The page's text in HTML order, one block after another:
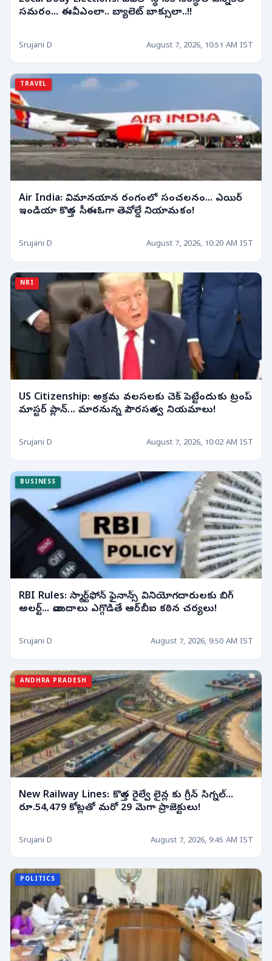
సమరం... ఈవీఎంలా.. బ్యాలెట్ బాక్సులా..!!
Srujani D August 7, 2026, 10:51 AM IST
TRAVEL
Air India: విమానయాన రంగంలో సంచలనం... ఎయిర్
ఇండియా కొత్త సీఈఓగా తెవోల్డే నియామకం!
Srujani D August 7, 2026, 10:20 AM IST
NRI
US Citizenship: అక్రమ వలసలకు చెక్ పెట్టేందుకు ట్రంప్
మాస్టర్ ప్లాన్... మారనున్న పౌరసత్వ నియమాలు!
Srujani D August 7, 2026, 10:02 AM IST
BUSINESS
RBI Rules: స్మార్ట్‌ఫోన్ ఫైనాన్స్ వినియోగదారులకు బిగ్
అలర్ట్... వాయిదాలు ఎగ్గొడితే ఆర్‌బీఐ కఠిన చర్యలు!
Srujani D August 7, 2026, 9:50 AM IST
ANDHRA PRADESH
New Railway Lines: కొత్త రైల్వే లైన్ల కు గ్రీన్ సిగ్నల్...
రూ.54,479 కోట్లతో మరో 29 మెగా ప్రాజెక్టులు!
Srujani D August 7, 2026, 9:45 AM IST
POLITICS